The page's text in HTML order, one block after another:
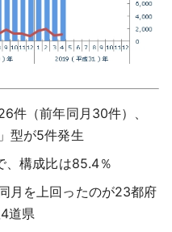
件（前年同月30件）、
型が5件発生
、構成比は85.4％
月を上回ったのが23都府
道県